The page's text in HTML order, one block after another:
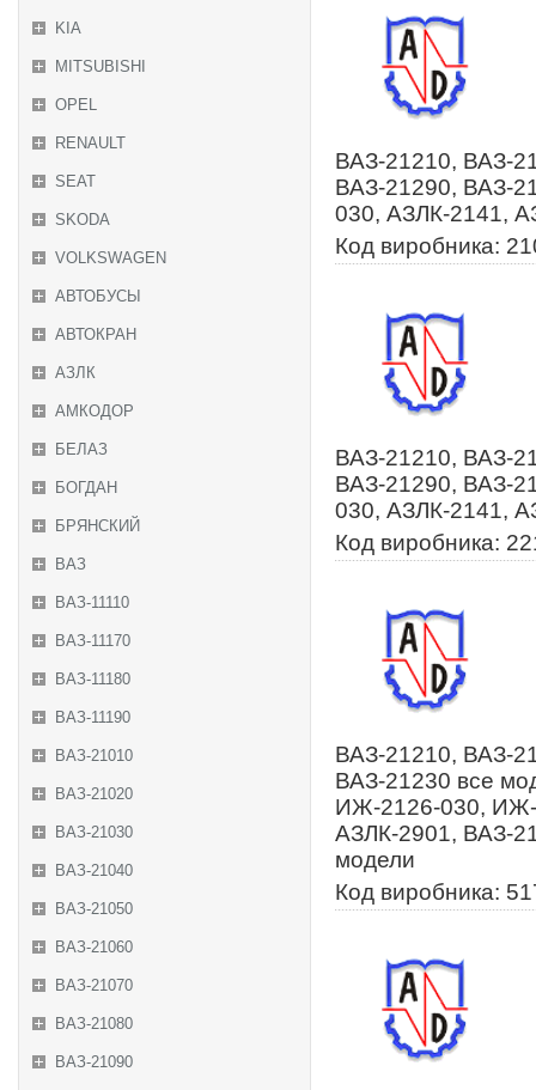
KIA
MITSUBISHI
OPEL
RENAULT
SEAT
SKODA
VOLKSWAGEN
АВТОБУСЫ
АВТОКРАН
АЗЛК
АМКОДОР
БЕЛАЗ
БОГДАН
БРЯНСКИЙ
ВАЗ
ВАЗ-11110
ВАЗ-11170
ВАЗ-11180
ВАЗ-11190
ВАЗ-21010
ВАЗ-21020
ВАЗ-21030
ВАЗ-21040
ВАЗ-21050
ВАЗ-21060
ВАЗ-21070
ВАЗ-21080
ВАЗ-21090
ВАЗ-21210, ВАЗ-
ВАЗ-21290, ВАЗ-
030, АЗЛК-2141,
Код виробника:
ВАЗ-21210, ВАЗ-
ВАЗ-21290, ВАЗ-
030, АЗЛК-2141,
Код виробника:
ВАЗ-21210, ВАЗ-
ВАЗ-21230 все
ИЖ-2126-030, ИЖ-
АЗЛК-2901, ВАЗ-
модели
Код виробника: